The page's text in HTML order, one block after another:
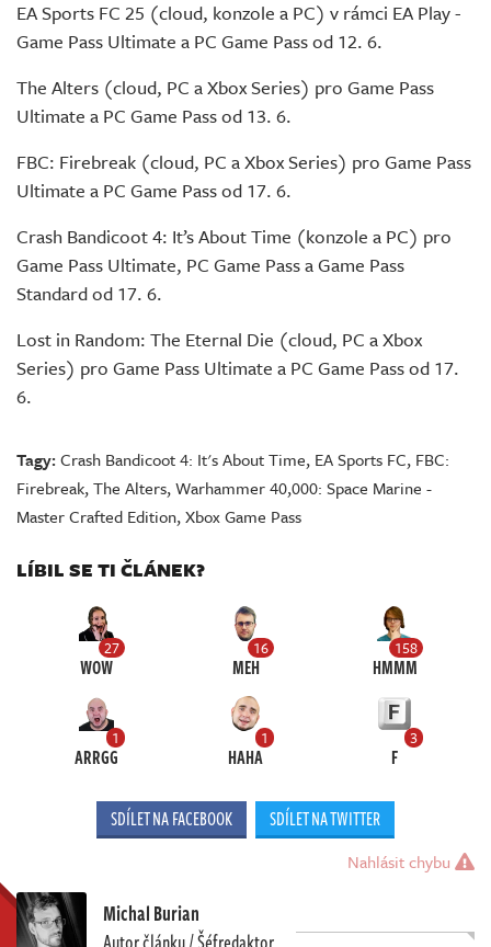
EA Sports FC 25 (cloud, konzole a PC) v rámci EA Play -
Game Pass Ultimate a PC Game Pass od 12. 6.
The Alters (cloud, PC a Xbox Series) pro Game Pass
Ultimate a PC Game Pass od 13. 6.
FBC: Firebreak (cloud, PC a Xbox Series) pro Game Pass
Ultimate a PC Game Pass od 17. 6.
Crash Bandicoot 4: It’s About Time (konzole a PC) pro
Game Pass Ultimate, PC Game Pass a Game Pass
Standard od 17. 6.
Lost in Random: The Eternal Die (cloud, PC a Xbox
Series) pro Game Pass Ultimate a PC Game Pass od 17.
6.
Tagy:Crash Bandicoot 4: It's About Time, EA Sports FC, FBC:
Firebreak,The Alters,Warhammer 40,000: Space Marine -
Master Crafted Edition,Xbox Game Pass
LÍBIL SE TI ČLÁNEK?
27
WOW
16
MEH
158
HMMM
1
ARRGG
1
HAHA
3
F
SDÍLET NA FACEBOOK SDÍLET NA TWITTER
Nahlásit chybu
Michal Burian